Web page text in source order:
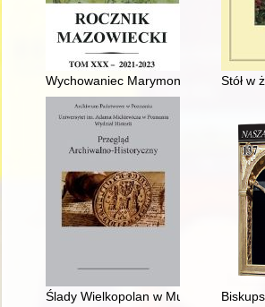
Wychowaniec Marymontu - recenzja]
Stół w
Ślady Wielkopolan w Muzeum